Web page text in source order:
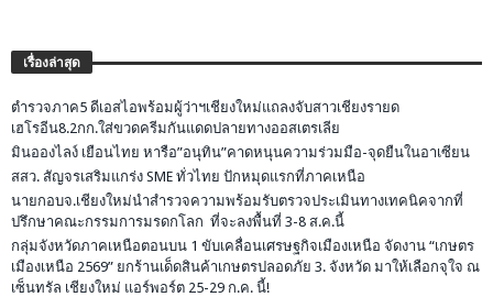
เรื่องล่าสุด
ตำรวจภาค5 ดีเอสไอพร้อมผู้ว่าฯเชียงใหม่แถลงจับสาวเชียงรายด
เฮโรอีน8.2กก.ใส่ขวดครีมกันแดดปลายทางออสเตรเลีย
มินอองไลง์ เยือนไทย หารือ”อนุทิน”คาดหนุนความร่วมมือ-จุดยืนในอาเซียน
สสว. สัญจรเสริมแกร่ง SME ทั่วไทย ปักหมุดแรกที่ภาคเหนือ
นายกอบจ.เชียงใหม่นำสำรวจความพร้อมรับตรวจประเมินทางเทคนิคจากที่
ปรึกษาคณะกรรมการมรดกโลก ที่จะลงพื้นที่ 3-8 ส.ค.นี้
กลุ่มจังหวัดภาคเหนือตอนบน 1 ขับเคลื่อนเศรษฐกิจเมืองเหนือ จัดงาน “เกษตร
เมืองเหนือ 2569” ยกร้านเด็ดสินค้าเกษตรปลอดภัย 3. จังหวัด มาให้เลือกจุใจ ณ
เซ็นทรัล เชียงใหม่ แอร์พอร์ต 25-29 ก.ค. นี้!